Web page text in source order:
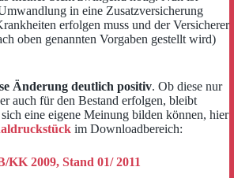
in eine Zusatzversicherung
erfolgen muss und der Versicherer
oben genannten Vorgaben gestellt wird)
Änderung deutlich positiv. Ob diese nur
auch für den Bestand erfolgen, bleibt
eine eigene Meinung bilden können, hier
im Downloadbereich:
2009, Stand 01/ 2011